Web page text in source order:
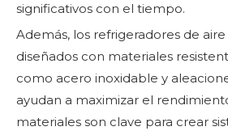
significativos con el tiempo.
Además, los refrigeradores de
diseñados con materiales
como acero inoxidable y
ayudan a maximizar el
materiales son clave para crear